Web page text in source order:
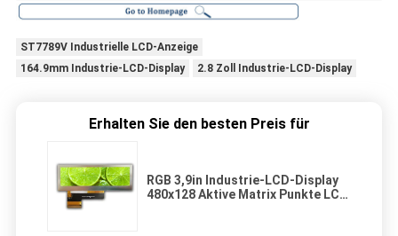
ST7789V Industrielle LCD-Anzeige
164.9mm Industrie-LCD-Display
2.8 Zoll Industrie-LCD-Display
Erhalten Sie den besten Preis für
RGB 3,9in Industrie-LCD-Display
480x128 Aktive Matrix Punkte LCD